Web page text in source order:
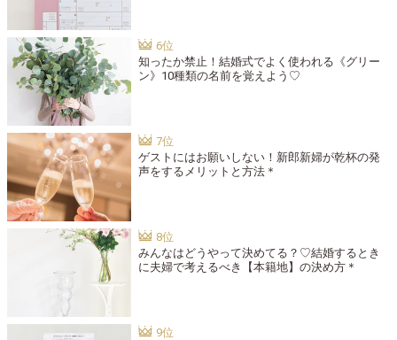
知ったか禁止！結婚式でよく使われる《グリー
ン》10種類の名前を覚えよう♡
ゲストにはお願いしない！新郎新婦が乾杯の発
声をするメリットと方法＊
みんなはどうやって決めてる？♡結婚するとき
に夫婦で考えるべき【本籍地】の決め方＊